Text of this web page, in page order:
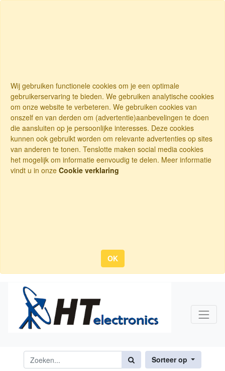
Wij gebruiken functionele cookies om je een optimale
gebruikerservaring te bieden. We gebruiken analytische cookies
om onze website te verbeteren. We gebruiken cookies van
onszelf en van derden om (advertentie)aanbevelingen te doen
die aansluiten op je persoonlijke interesses. Deze cookies
kunnen ook gebruikt worden om relevante advertenties op sites
van anderen te tonen. Tenslotte maken social media cookies
het mogelijk om informatie eenvoudig te delen. Meer informatie
vindt u in onze Cookie verklaring
OK
Sorteer op